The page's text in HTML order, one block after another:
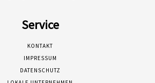
Service
KONTAKT
IMPRESSUM
DATENSCHUTZ